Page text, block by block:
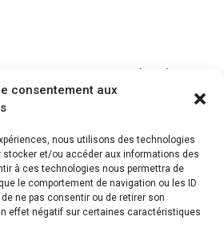
consentement aux
nous utilisons des technologies
et/ou accéder aux informations des
à ces technologies nous permettra de
le comportement de navigation ou les ID
ne pas consentir ou de retirer son
effet négatif sur certaines caractéristiques
passante en lecture (Brut)
jusqu’à 100Go/disque
les téléviseurs 4K 120Hz et
HDMI v. 2.1)